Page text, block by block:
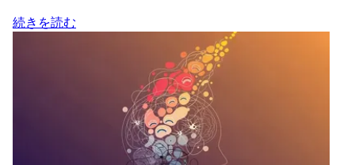
続きを読む